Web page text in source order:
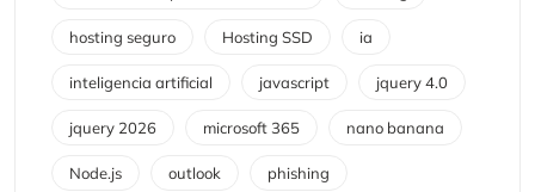
hosting seguro Hosting SSD ia
inteligencia artificial javascript jquery 4.0
jquery 2026 microsoft 365 nano banana
Node.js outlook phishing